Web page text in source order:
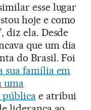
esse lugar
hoje e como
diz ela. Desde
que um dia
do Brasil. Foi
sua família em
uma
públicae atribui